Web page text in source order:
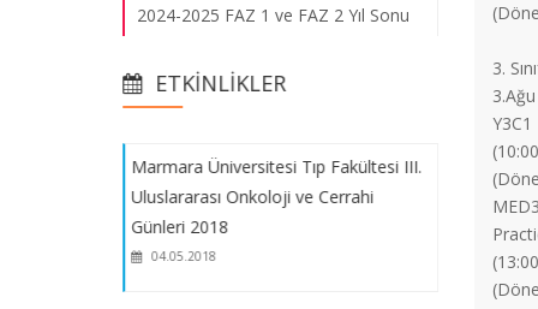
3.
3.Ağu
Y3C1
2024-2025 FAZ 1 ve FAZ 2 Yıl Sonu
Prof. Dr. Safa Barış'ın Hürriyet
Tıp Fakültesi Dekanları Konseyi Eğitim
ETKINLIKLER
The Işıl Barlan Symposium on Primary
20.04.2018
Marmara Üniversitesi Tıp Fakültesi III.
Uluslararası Onkoloji ve Cerrahi
Günleri 2018
04.05.2018